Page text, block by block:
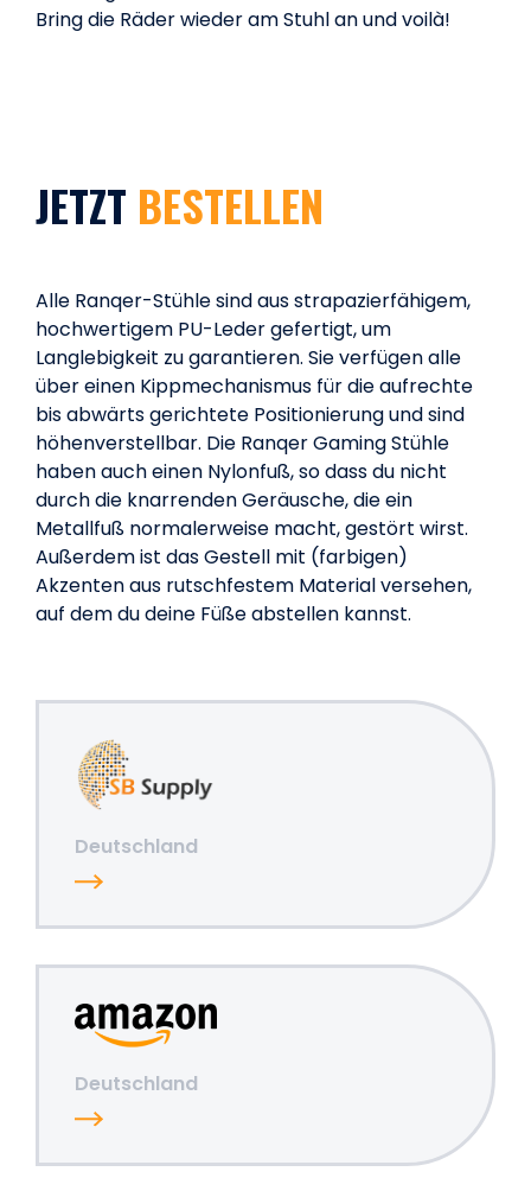
Bring die Räder wieder am Stuhl an und voilà!
JETZT BESTELLEN
Alle Ranqer-Stühle sind aus strapazierfähigem,
hochwertigem PU-Leder gefertigt, um
Langlebigkeit zu garantieren. Sie verfügen alle
über einen Kippmechanismus für die aufrechte
bis abwärts gerichtete Positionierung und sind
höhenverstellbar. Die Ranqer Gaming Stühle
haben auch einen Nylonfuß, so dass du nicht
durch die knarrenden Geräusche, die ein
Metallfuß normalerweise macht, gestört wirst.
Außerdem ist das Gestell mit (farbigen)
Akzenten aus rutschfestem Material versehen,
auf dem du deine Füße abstellen kannst.
Deutschland
Deutschland